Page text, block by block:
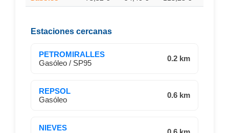
Estaciones cercanas
PETROMIRALLES
Gasóleo / SP95
0.2 km
REPSOL
Gasóleo
0.6 km
NIEVES